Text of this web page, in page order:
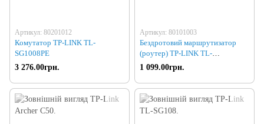
Артикул: 80201012
Комутатор TP-LINK TL-
SG1008PE
3 276.00грн.
Артикул: 80101003
Бездротовий маршрутизатор
(роутер) TP-LINK TL-
WR1043ND
1 099.00грн.